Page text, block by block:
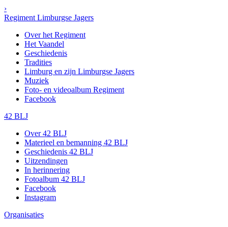
›
Regiment Limburgse Jagers
Over het Regiment
Het Vaandel
Geschiedenis
Tradities
Limburg en zijn Limburgse Jagers
Muziek
Foto- en videoalbum Regiment
Facebook
42 BLJ
Over 42 BLJ
Materieel en bemanning 42 BLJ
Geschiedenis 42 BLJ
Uitzendingen
In herinnering
Fotoalbum 42 BLJ
Facebook
Instagram
Organisaties